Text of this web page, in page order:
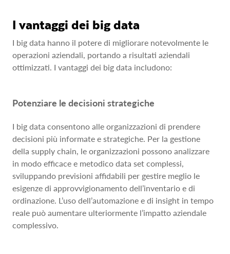
I vantaggi dei big data
I big data hanno il potere di migliorare notevolmente le
operazioni aziendali, portando a risultati aziendali
ottimizzati. I vantaggi dei big data includono:
Potenziare le decisioni strategiche
I big data consentono alle organizzazioni di prendere
decisioni più informate e strategiche. Per la gestione
della supply chain, le organizzazioni possono analizzare
in modo efficace e metodico data set complessi,
sviluppando previsioni affidabili per gestire meglio le
esigenze di approvvigionamento dell’inventario e di
ordinazione. L’uso dell’automazione e di insight in tempo
reale può aumentare ulteriormente l’impatto aziendale
complessivo.